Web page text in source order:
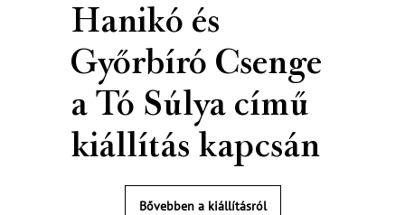
Hanikó és
Győrbíró Csenge
a Tó Súlya című
kiállítás kapcsán
Bővebben a kiállításról